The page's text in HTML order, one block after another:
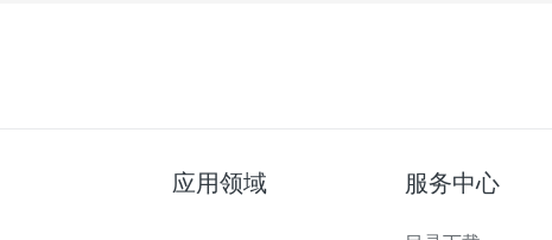
应用领域 服务中心